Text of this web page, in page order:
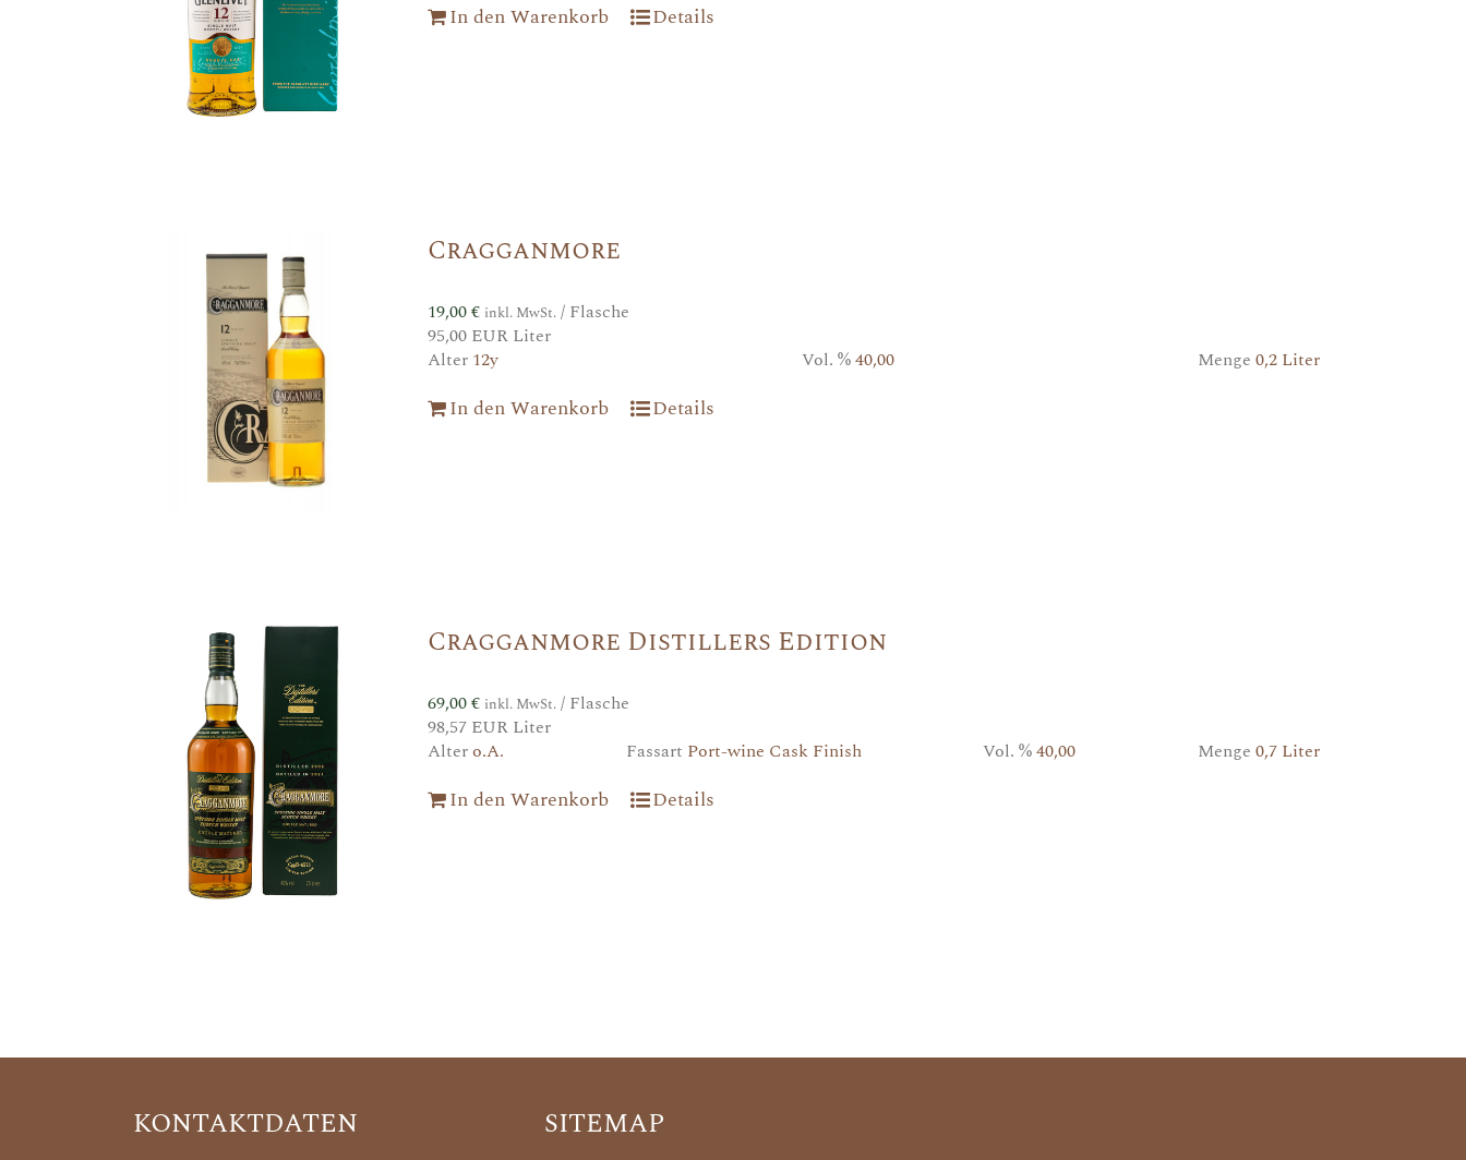
In den Warenkorb Details
Cragganmore
19,00€ inkl. MwSt./ Flasche
95,00 EUR Liter
Alter 12y Vol. %40,00 Menge 0,2 Liter
In den Warenkorb Details
Cragganmore Distillers Edition
69,00€ inkl. MwSt./ Flasche
98,57 EUR Liter
Altero.A. Fassart Port-wine Cask Finish Vol. %40,00 Menge 0,7 Liter
In den Warenkorb Details
KONTAKTDATEN SITEMAP